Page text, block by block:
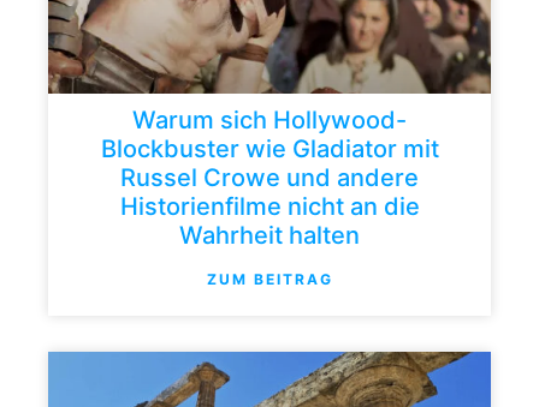
Warum sich Hollywood-
Blockbuster wie Gladiator mit
Russel Crowe und andere
Historienfilme nicht an die
Wahrheit halten
ZUM BEITRAG